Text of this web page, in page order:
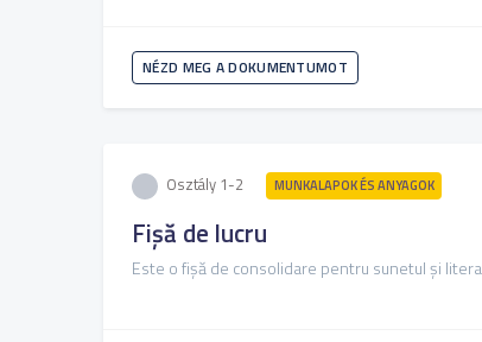
NÉZD MEG A DOKUMENTUMOT
Osztály 1-2 MUNKALAPOK ÉS ANYAGOK
Fișă de lucru
Este o fișă de consolidare pentru sunetul și litera